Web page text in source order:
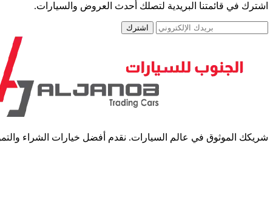
اشترك في قائمتنا البريدية لتصلك أحدث العروض والسيارات.
اشترك
شريكك الموثوق في عالم السيارات. نقدم أفضل خيارات الشراء